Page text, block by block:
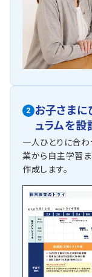
2 お子さまに
ュラムを設
一人ひとりに合わ
業から自主学習
作成します。